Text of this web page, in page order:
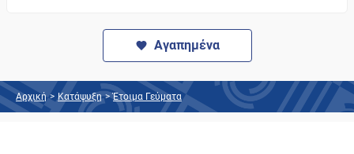
Αγαπημένα
Αρχική > Κατάψυξη > Έτοιμα Γεύματα